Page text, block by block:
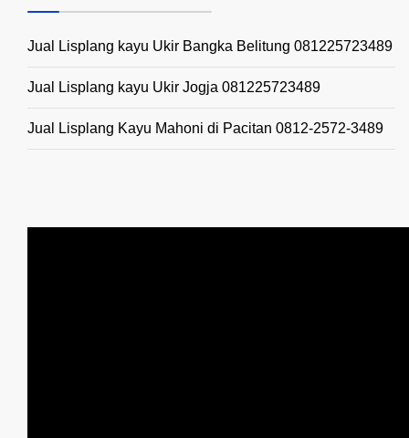
Jual Lisplang kayu Ukir Bangka Belitung 081225723489
Jual Lisplang kayu Ukir Jogja 081225723489
Jual Lisplang Kayu Mahoni di Pacitan 0812-2572-3489